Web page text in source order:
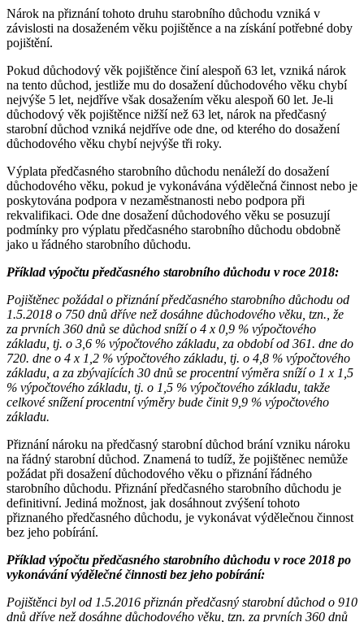
Nárok na přiznání tohoto druhu starobního důchodu vzniká v
závislosti na dosaženém věku pojištěnce a na získání potřebné doby
pojištění.
Pokud důchodový věk pojištěnce činí alespoň 63 let, vzniká nárok
na tento důchod, jestliže mu do dosažení důchodového věku chybí
nejvýše 5 let, nejdříve však dosažením věku alespoň 60 let. Je-li
důchodový věk pojištěnce nižší než 63 let, nárok na předčasný
starobní důchod vzniká nejdříve ode dne, od kterého do dosažení
důchodového věku chybí nejvýše tři roky.
Výplata předčasného starobního důchodu nenáleží do dosažení
důchodového věku, pokud je vykonávána výdělečná činnost nebo je
poskytována podpora v nezaměstnanosti nebo podpora při
rekvalifikaci. Ode dne dosažení důchodového věku se posuzují
podmínky pro výplatu předčasného starobního důchodu obdobně
jako u řádného starobního důchodu.
Příklad výpočtu předčasného starobního důchodu v roce 2018:
Pojištěnec požádal o přiznání předčasného starobního důchodu od
1.5.2018 o 750 dnů dříve než dosáhne důchodového věku, tzn., že
za prvních 360 dnů se důchod sníží o 4 x 0,9 % výpočtového
základu, tj. o 3,6 % výpočtového základu, za období od 361. dne do
720. dne o 4 x 1,2 % výpočtového základu, tj. o 4,8 % výpočtového
základu, a za zbývajících 30 dnů se procentní výměra sníží o 1 x 1,5
% výpočtového základu, tj. o 1,5 % výpočtového základu, takže
celkové snížení procentní výměry bude činit 9,9 % výpočtového
základu.
Přiznání nároku na předčasný starobní důchod brání vzniku nároku
na řádný starobní důchod. Znamená to tudíž, že pojištěnec nemůže
požádat při dosažení důchodového věku o přiznání řádného
starobního důchodu. Přiznání předčasného starobního důchodu je
definitivní. Jediná možnost, jak dosáhnout zvýšení tohoto
přiznaného předčasného důchodu, je vykonávat výdělečnou činnost
bez jeho pobírání.
Příklad výpočtu předčasného starobního důchodu v roce 2018 po
vykonávání výdělečné činnosti bez jeho pobírání:
Pojištěnci byl od 1.5.2016 přiznán předčasný starobní důchod o 910
dnů dříve než dosáhne důchodového věku, tzn. za prvních 360 dnů